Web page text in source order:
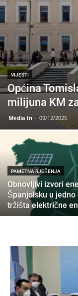
VIJESTI
Općina
milijuna KM
Media In - 09/12/2025
PAMETNA RJEŠENJA
Obnovljivi izvori
Španjolsku u
tržišta električne